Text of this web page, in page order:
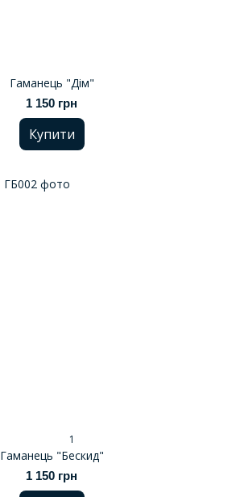
Гаманець "Дім"
1 150 грн
Купити
1
Гаманець "Бескид"
1 150 грн